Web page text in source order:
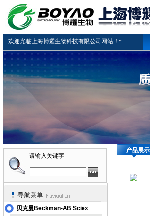
欢迎光临上海博耀生物科技有限公司网站！~
请输入关键字
贝克曼Beckman-AB Sciex
产品展示